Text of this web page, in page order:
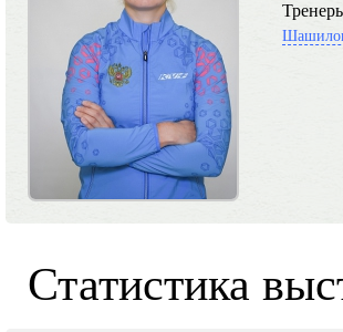
Статистика